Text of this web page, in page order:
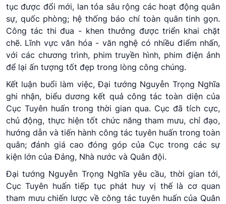
tục được đổi mới, lan tỏa sâu rộng các hoạt động quân
sự, quốc phòng; hệ thống báo chí toàn quân tinh gọn.
Công tác thi đua - khen thưởng được triển khai chặt
chẽ. Lĩnh vực văn hóa - văn nghệ có nhiều điểm nhấn,
với các chương trình, phim truyền hình, phim điện ảnh
để lại ấn tượng tốt đẹp trong lòng công chúng.
Kết luận buổi làm việc, Đại tướng Nguyễn Trọng Nghĩa
ghi nhận, biểu dương kết quả công tác toàn diện của
Cục Tuyên huấn trong thời gian qua. Cục đã tích cực,
chủ động, thực hiện tốt chức năng tham mưu, chỉ đạo,
hướng dẫn và tiến hành công tác tuyên huấn trong toàn
quân; đánh giá cao đóng góp của Cục trong các sự
kiện lớn của Đảng, Nhà nước và Quân đội.
Đại tướng Nguyễn Trọng Nghĩa yêu cầu, thời gian tới,
Cục Tuyên huấn tiếp tục phát huy vị thế là cơ quan
tham mưu chiến lược về công tác tuyên huấn của Quân